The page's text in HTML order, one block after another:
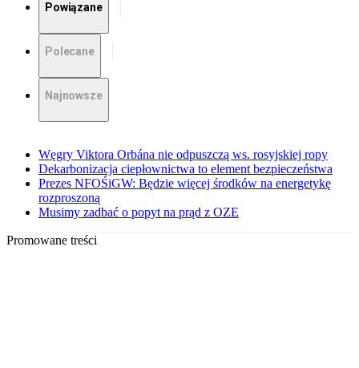
Powiązane
Polecane
Najnowsze
Węgry Viktora Orbána nie odpuszczą ws. rosyjskiej ropy
Dekarbonizacja ciepłownictwa to element bezpieczeństwa
Prezes NFOŚiGW: Będzie więcej środków na energetykę
rozproszoną
Musimy zadbać o popyt na prąd z OZE
Promowane treści